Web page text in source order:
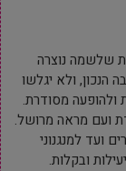
שלשמה נוצרה
הנכון, ולא יגלשו
ולהופעה מסודרת.
ועם מראה מרושל.
ועד למנגנוני
ובקלות.